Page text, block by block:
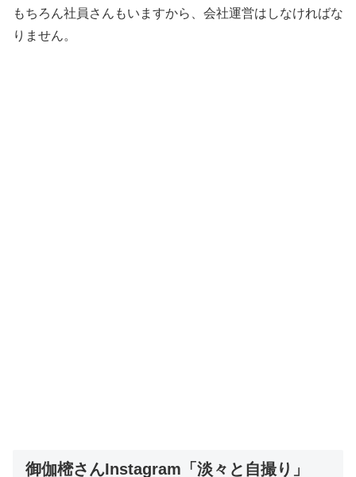
もちろん社員さんもいますから、会社運営はしなければな
りません。
御伽樒さんInstagram「淡々と自撮り」